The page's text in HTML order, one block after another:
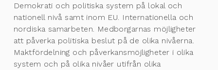
Demokrati och politiska system på lokal och
nationell nivå samt inom EU. Internationella och
nordiska samarbeten. Medborgarnas möjligheter
att påverka politiska beslut på de olika nivåerna.
Maktfördelning och påverkansmöjligheter i olika
system och på olika nivåer utifrån olika